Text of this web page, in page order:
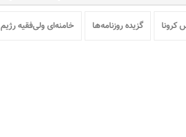
کرونا گزیده روزنامه‌ها خامنه‌ای ولی‌فقیه رژیم